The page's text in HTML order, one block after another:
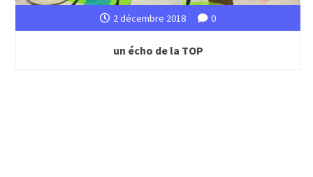
2 décembre 2018 0
un écho de la TOP